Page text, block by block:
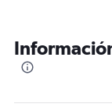
categories.
The